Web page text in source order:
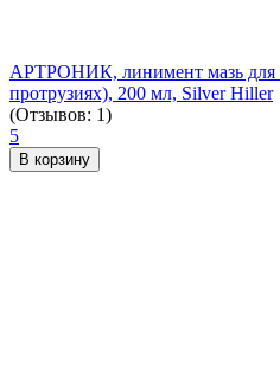
АРТРОНИК, линимент мазь для
протрузиях), 200 мл, Silver Hiller
(Отзывов: 1)
5
В корзину